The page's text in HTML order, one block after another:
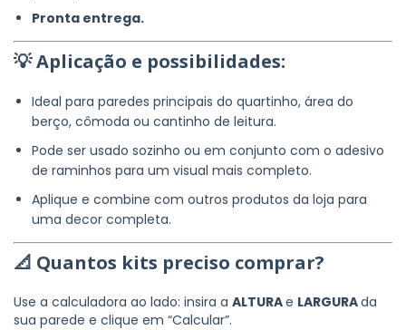
Pronta entrega.
💡 Aplicação e possibilidades:
Ideal para paredes principais do quartinho, área do
berço, cômoda ou cantinho de leitura.
Pode ser usado sozinho ou em conjunto com o adesivo
de raminhos para um visual mais completo.
Aplique e combine com outros produtos da loja para
uma decor completa.
📐 Quantos kits preciso comprar?
Use a calculadora ao lado: insira a ALTURAe LARGURAda
sua parede e clique em “Calcular”.